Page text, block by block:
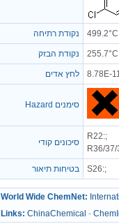
נקודת רתיחה
נקודת הבזק 255.7°C
לחץ אדים 8.78E-
Hazard סימנים
סיכונים קודי
R22:;
R36/37/
בטיחות תיאור S26:;
World Wide ChemNet:
Links: ChinaChemical -